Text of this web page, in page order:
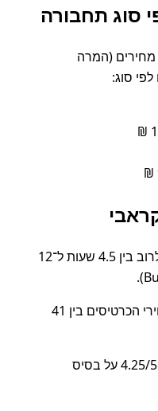
סוג תחבורה
מחירים (המרה
סוג:
משך הנסיעה באוטובוס נמשך לרוב בין 4.5 שעות ל־12
ב־365 הימים האחרונים נעו מחירי הכרטיסים בין 41
נוסעים העניקו דירוג ממוצע של 4.25/5 על בסיס